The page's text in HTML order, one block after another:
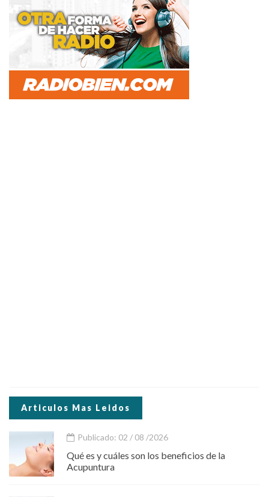
Articulos Mas Leidos
Publicado: 02 / 08 /2026
Qué es y cuáles son los beneficios de la
Acupuntura